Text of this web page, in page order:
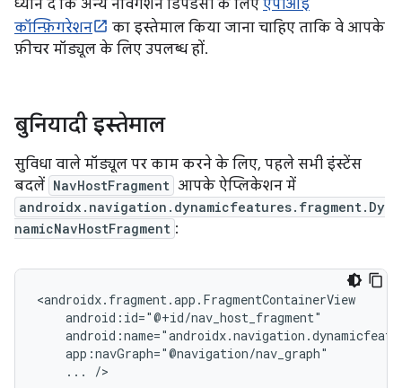
ध्यान दें कि अन्य नेविगेशन डिपेंडेंसी के लिए एपीआई
कॉन्फ़िगरेशन
का इस्तेमाल किया जाना चाहिए ताकि वे आपके
फ़ीचर मॉड्यूल के लिए उपलब्ध हों.
बुनियादी इस्तेमाल
सुविधा वाले मॉड्यूल पर काम करने के लिए, पहले सभी इंस्टेंस
बदलें NavHostFragment आपके ऐप्लिकेशन में
androidx.navigation.dynamicfeatures.fragment.Dy
namicNavHostFragment :
...